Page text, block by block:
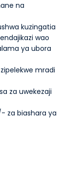
na
kuzingatia
wao
ya ubora
mradi
za uwekezaji
za biashara ya